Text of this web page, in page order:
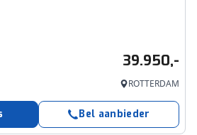
39.950,-
ROTTERDAM
Bel aanbieder